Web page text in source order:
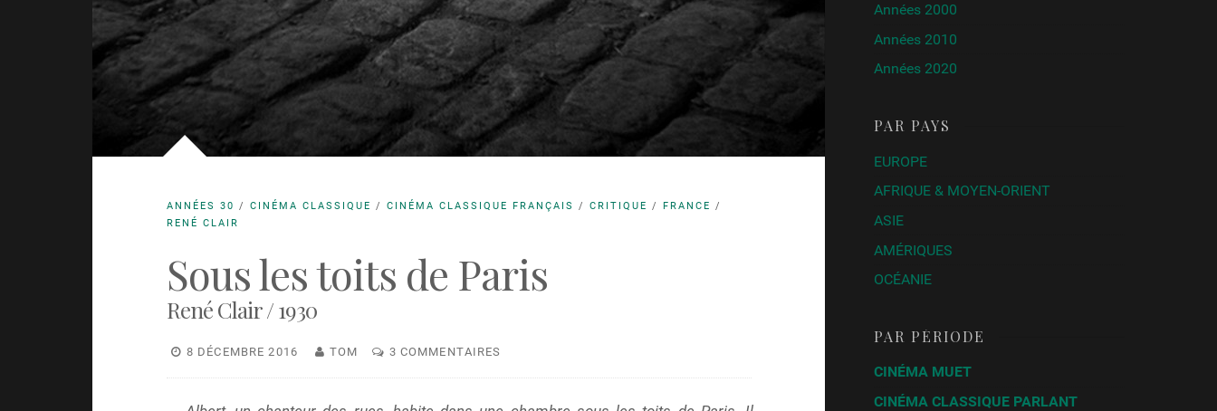
ANNÉES 30 / CINÉMA CLASSIQUE / CINÉMA CLASSIQUE FRANÇAIS / CRITIQUE / FRANCE /
RENÉ CLAIR
Sous les toits de Paris
René Clair / 1930
8 DÉCEMBRE 2016 TOM 3 COMMENTAIRES
Années 2000
Années 2010
Années 2020
PAR PAYS
EUROPE
AFRIQUE & MOYEN-ORIENT
ASIE
AMÉRIQUES
OCÉANIE
PAR PÉRIODE
CINÉMA MUET
CINÉMA CLASSIQUE PARLANT